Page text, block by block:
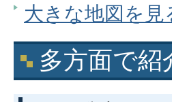
大きな地図を
多方面で